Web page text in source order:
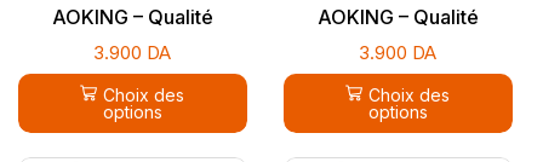
AOKING – Qualité
supérieure
3.900 DA
Choix des
options
AOKING – Qualité
supérieure
3.900 DA
Choix des
options